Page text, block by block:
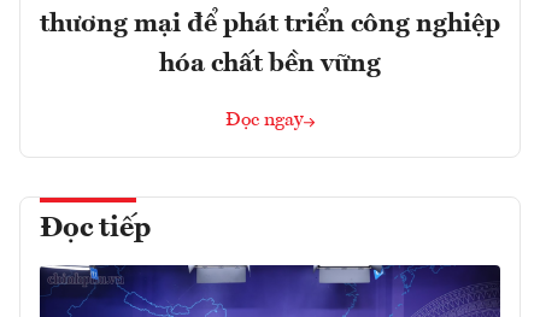
thương mại để phát triển công nghiệp
hóa chất bền vững
Đọc ngay
Đọc tiếp